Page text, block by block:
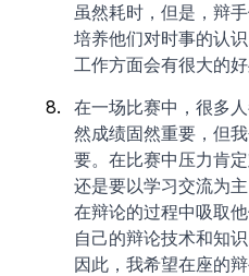
虽然耗时，但是，辩
培养他们对时事的认
工作方面会有很大的好
在一场比赛中，很多
然成绩固然重要，但
要。在比赛中压力肯
还是要以学习交流为
在辩论的过程中吸取
自己的辩论技术和知
因此，我希望在座的